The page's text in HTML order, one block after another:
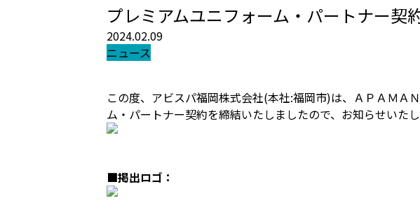
プレミアムユニフォーム・パートナー契
2024.02.09
ニュース
この度、アビスパ福岡株式会社(本社:福岡市)は、ＡＰＡＭＡ
ム・パートナー契約を締結いたしましたので、お知らせいた
■掲出ロゴ：